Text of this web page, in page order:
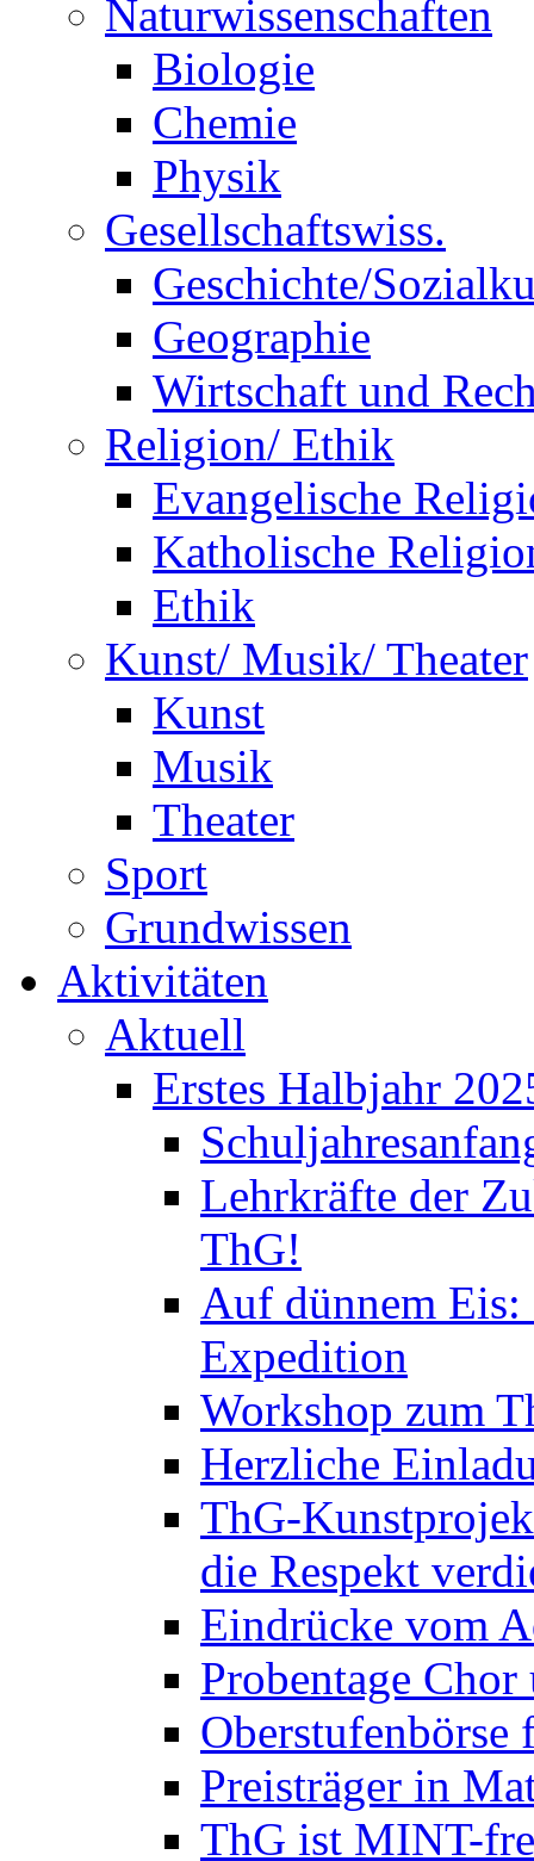
Naturwissenschaften
Biologie
Chemie
Physik
Gesellschaftswiss.
Geschichte/
Geographie
Wirtschaft und
Religion/ Ethik
Evangelische
Katholische
Ethik
Kunst/ Musik/ Theater
Kunst
Musik
Theater
Sport
Grundwissen
Aktivitäten
Aktuell
Erstes Halbjahr
Lehrkräfte der
ThG!
Auf dünnem
Expedition
Workshop zum
Herzliche
ThG-
die Respekt
Eindrücke vom
Probentage
Preisträger in
ThG ist MINT-